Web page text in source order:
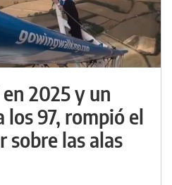
2025 y un
los 97, rompió el
sobre las alas